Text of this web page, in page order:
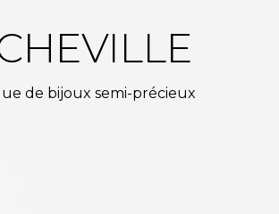
de bijoux semi-précieux